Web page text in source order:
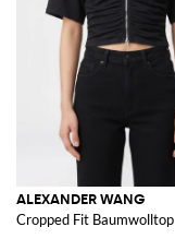
ALEXANDER WANG
Cropped Fit Baumwolltop